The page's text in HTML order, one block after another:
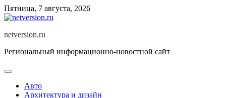
Skip
to
Пятница, 7 августа, 2026
netversion.ru
Региональный информационно-новостной сайт
Авто
Архитектура и дизайн